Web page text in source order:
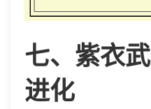
七、紫衣
进化